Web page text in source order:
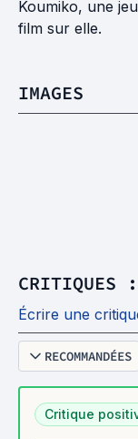
Koumiko, une
film sur elle.
IMAGES
CRITIQUES
Écrire une
RECOMMANDÉES
Critique